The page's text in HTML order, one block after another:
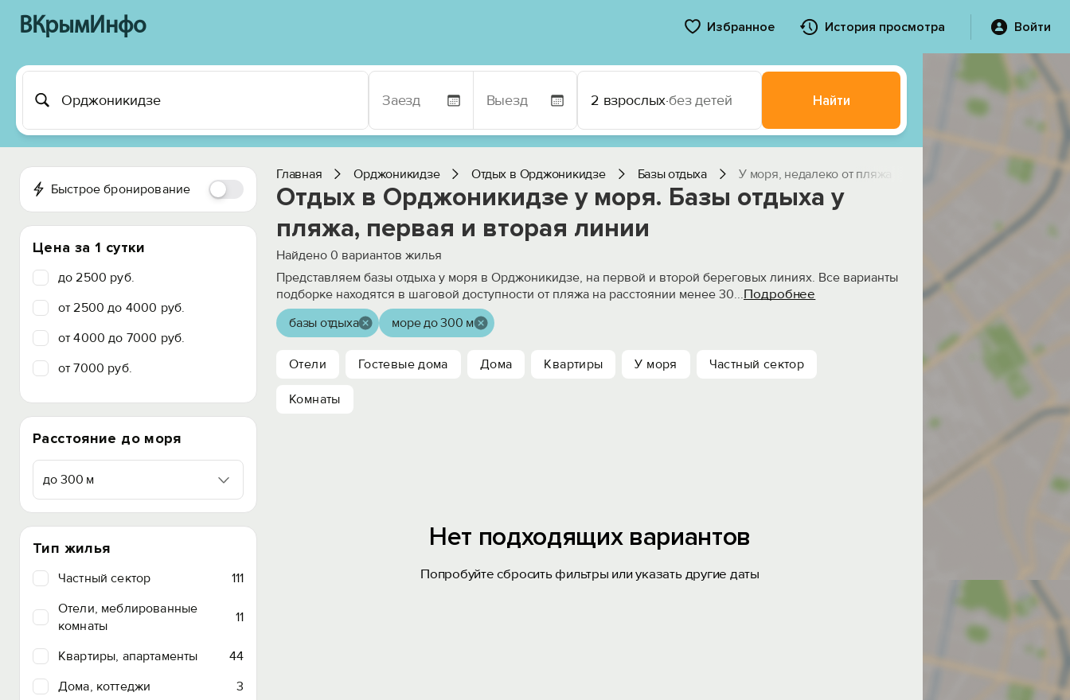
ВКрымИнфо Избранное История просмотра Войти
2 взрослых·без детей Найти
Быстрое бронирование
Цена за 1 сутки
до 2500 руб.
от 2500 до 4000 руб.
от 4000 до 7000 руб.
от 7000 руб.
Расстояние до моря
до 300 м
Тип жилья
Частный сектор
111
Отели, меблированные
комнаты
11
Квартиры, апартаменты
44
Дома, коттеджи
3
Главная Орджоникидзе Отдых в Орджоникидзе Базы отдыха У моря, недалеко от пляжа
Отдых в Орджоникидзе у моря. Базы отдыха у
пляжа, первая и вторая линии
Найдено 0 вариантов жилья
Представляем базы отдыха у моря в Орджоникидзе, на первой и второй береговых линиях. Все варианты
подборке находятся в шаговой доступности от пляжа на расстоянии менее 30...Подробнее
базы отдыха море до 300 м
Отели Гостевые дома Дома Квартиры У моря Частный сектор
Комнаты
Нет подходящих вариантов
Попробуйте сбросить фильтры или указать другие даты